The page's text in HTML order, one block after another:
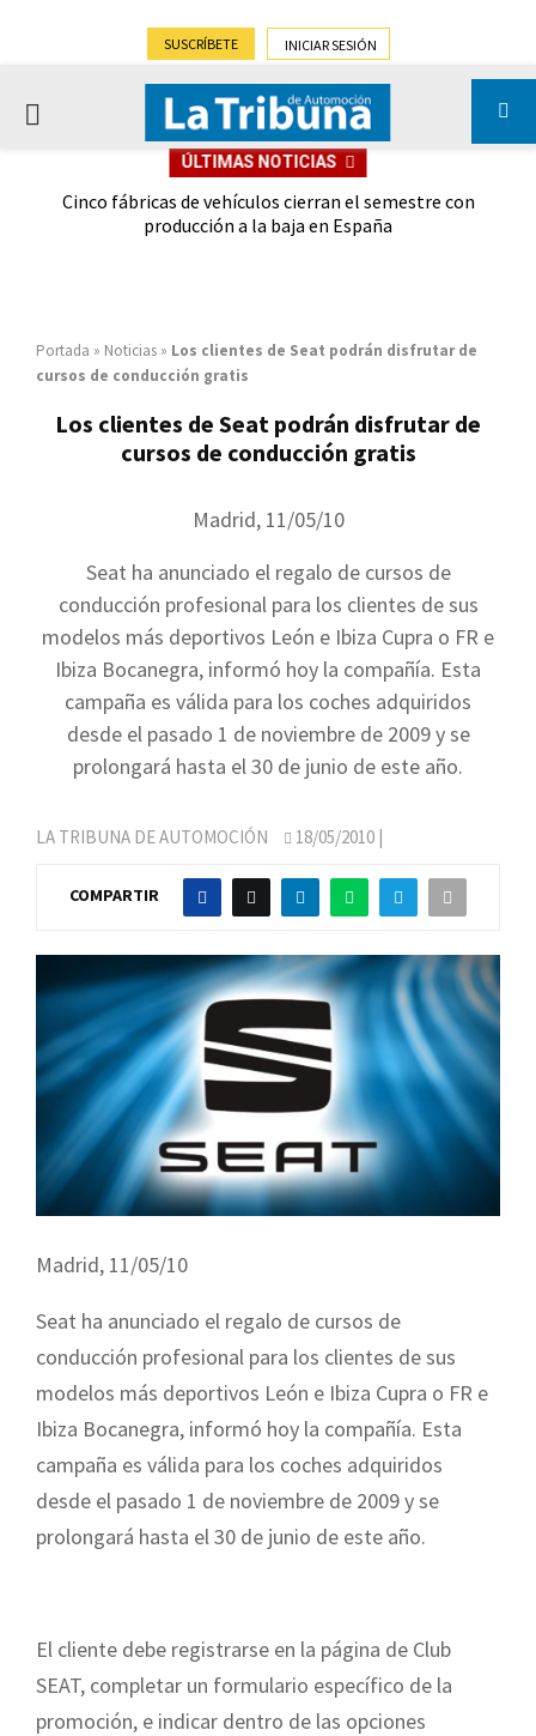
SUSCRÍBETE INICIAR SESIÓN
PRIMARY
ÚLTIMAS NOTICIAS
Cinco fábricas de vehículos cierran el semestre con
producción a la baja en España
Portada » Noticias » Los clientes de Seat podrán disfrutar de
cursos de conducción gratis
Los clientes de Seat podrán disfrutar de
cursos de conducción gratis
Madrid, 11/05/10
Seat ha anunciado el regalo de cursos de
conducción profesional para los clientes de sus
modelos más deportivos León e Ibiza Cupra o FR e
Ibiza Bocanegra, informó hoy la compañía. Esta
campaña es válida para los coches adquiridos
desde el pasado 1 de noviembre de 2009 y se
prolongará hasta el 30 de junio de este año.
LA TRIBUNA DE AUTOMOCIÓN 18/05/2010 |
COMPARTIR
Madrid, 11/05/10
Seat ha anunciado el regalo de cursos de
conducción profesional para los clientes de sus
modelos más deportivos León e Ibiza Cupra o FR e
Ibiza Bocanegra, informó hoy la compañía. Esta
campaña es válida para los coches adquiridos
desde el pasado 1 de noviembre de 2009 y se
prolongará hasta el 30 de junio de este año.
El cliente debe registrarse en la página de Club
SEAT, completar un formulario específico de la
promoción, e indicar dentro de las opciones